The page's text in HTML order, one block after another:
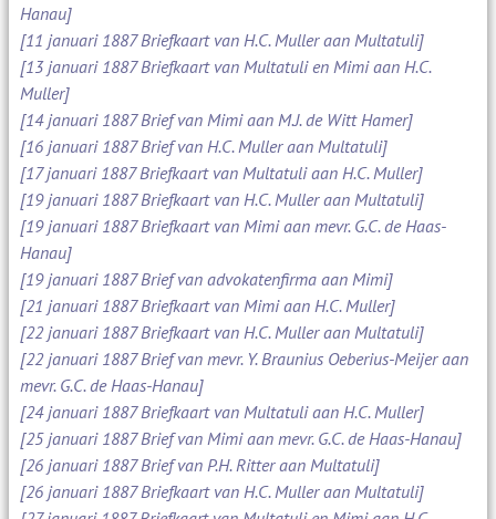
Hanau]
[11 januari 1887 Briefkaart van H.C. Muller aan Multatuli]
[13 januari 1887 Briefkaart van Multatuli en Mimi aan H.C.
Muller]
[14 januari 1887 Brief van Mimi aan M.J. de Witt Hamer]
[16 januari 1887 Brief van H.C. Muller aan Multatuli]
[17 januari 1887 Briefkaart van Multatuli aan H.C. Muller]
[19 januari 1887 Briefkaart van H.C. Muller aan Multatuli]
[19 januari 1887 Briefkaart van Mimi aan mevr. G.C. de Haas-
Hanau]
[19 januari 1887 Brief van advokatenfirma aan Mimi]
[21 januari 1887 Briefkaart van Mimi aan H.C. Muller]
[22 januari 1887 Briefkaart van H.C. Muller aan Multatuli]
[22 januari 1887 Brief van mevr. Y. Braunius Oeberius-Meijer aan
mevr. G.C. de Haas-Hanau]
[24 januari 1887 Briefkaart van Multatuli aan H.C. Muller]
[25 januari 1887 Brief van Mimi aan mevr. G.C. de Haas-Hanau]
[26 januari 1887 Brief van P.H. Ritter aan Multatuli]
[26 januari 1887 Briefkaart van H.C. Muller aan Multatuli]